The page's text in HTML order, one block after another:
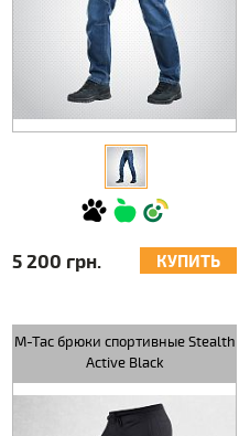
5 200 грн. КУПИТЬ
M-Tac брюки спортивные Stealth
Active Black